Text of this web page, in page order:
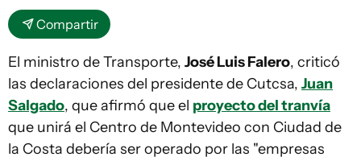
Compartir
El ministro de Transporte, José Luis Falero, criticó
las declaraciones del presidente de Cutcsa, Juan
Salgado, que afirmó que el proyecto del tranvía
que unirá el Centro de Montevideo con Ciudad de
la Costa debería ser operado por las "empresas